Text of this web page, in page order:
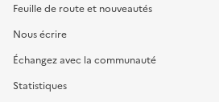
Feuille de route et nouveautés
Nous écrire
Échangez avec la communauté
Statistiques